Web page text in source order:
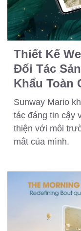
Thiết Kế
Đối Tác
Khẩu Toàn
Sunway Mario
tác đáng tin cậy
thiện với môi
mắt của mình.